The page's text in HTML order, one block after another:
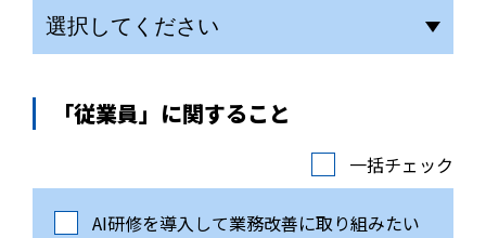
「従業員」に関すること
一括チェック
AI研修を導入して業務改善に取り組みたい